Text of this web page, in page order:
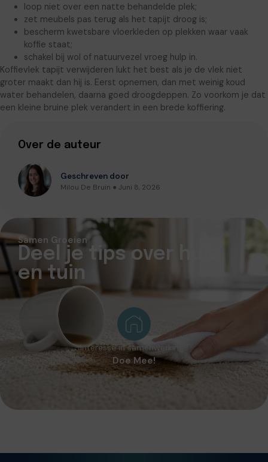
loop niet over een natte behandelde plek;
zet meubels pas terug als het tapijt droog is;
bescherm kwetsbare vloerkleden op plekken waar vaak
koffie staat;
schakel bij wol of natuurvezel vroeg hulp in.
Koffievlek tapijt verwijderen lukt het best als je de vlek niet
groter maakt dan hij is. Eerst opnemen, dan met weinig koud
water behandelen, daarna goed droogdeppen. Zo voorkom je dat
een kleine bruine plek verandert in een brede koffiering.
Over de auteur
Geschreven door
Milou De Bruin ● Juni 8, 2026
Samen Groeien
Deel je tips over huis
en tuin
Interesse in samenwerking?
Doe Mee!